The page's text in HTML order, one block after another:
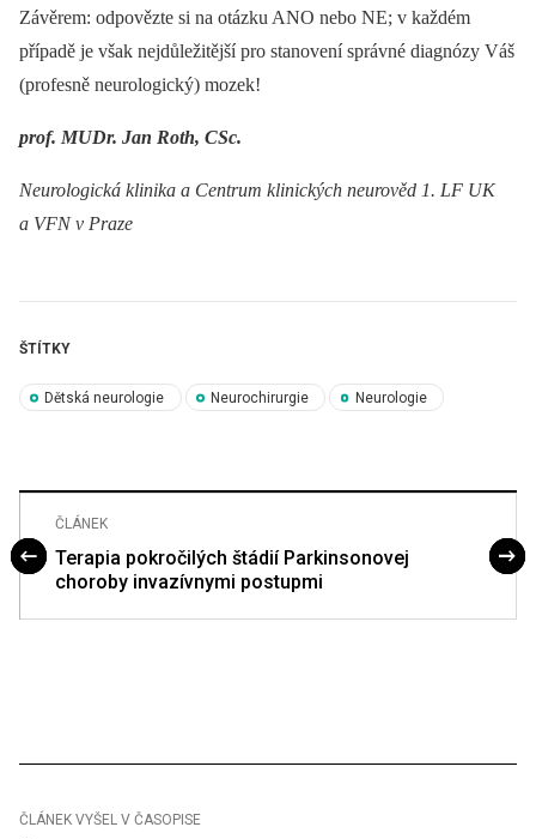
Závěrem: odpovězte si na otázku ANO nebo NE; v každém
případě je však nejdůležitější pro stanovení správné dia­gnózy Váš
(profesně neurologický) mozek!
prof. MUDr. Jan Roth, CSc.
Neurologická klinika a Centrum klinických neurověd 1. LF UK
a VFN v Praze
ŠTÍTKY
Dětská neurologie Neurochirurgie Neurologie
ČLÁNEK
Terapia pokročilých štádií Parkinsonovej
choroby invazívnymi postupmi
ČLÁNEK VYŠEL V ČASOPISE